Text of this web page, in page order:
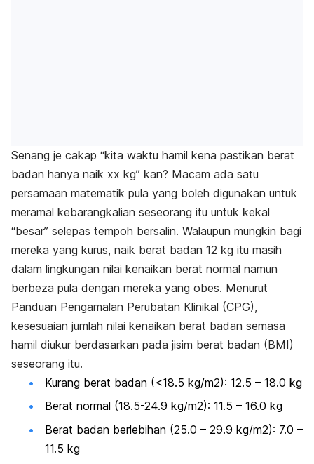
Senang je cakap “kita waktu hamil kena pastikan berat
badan hanya naik xx kg” kan? Macam ada satu
persamaan matematik pula yang boleh digunakan untuk
meramal kebarangkalian seseorang itu untuk kekal
“besar” selepas tempoh bersalin. Walaupun mungkin bagi
mereka yang kurus, naik berat badan 12 kg itu masih
dalam lingkungan nilai kenaikan berat normal namun
berbeza pula dengan mereka yang obes. Menurut
Panduan Pengamalan Perubatan Klinikal (CPG),
kesesuaian jumlah nilai kenaikan berat badan semasa
hamil diukur berdasarkan pada jisim berat badan (BMI)
seseorang itu.
Kurang berat badan (<18.5 kg/m2): 12.5 – 18.0 kg
Berat normal (18.5-24.9 kg/m2): 11.5 – 16.0 kg
Berat badan berlebihan (25.0 – 29.9 kg/m2): 7.0 –
11.5 kg